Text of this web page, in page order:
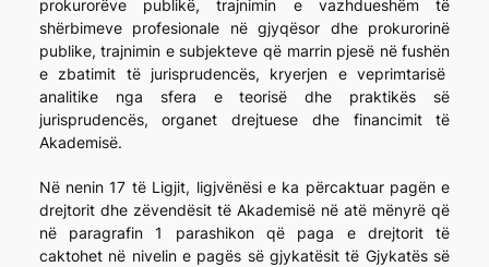
prokurorëve publikë, trajnimin e vazhdueshëm të
shërbimeve profesionale në gjyqësor dhe prokurorinë
publike, trajnimin e subjekteve që marrin pjesë në fushën
e zbatimit të jurisprudencës, kryerjen e veprimtarisë
analitike nga sfera e teorisë dhe praktikës së
jurisprudencës, organet drejtuese dhe financimit të
Akademisë.
Në nenin 17 të Ligjit, ligjvënësi e ka përcaktuar pagën e
drejtorit dhe zëvendësit të Akademisë në atë mënyrë që
në paragrafin 1 parashikon që paga e drejtorit të
caktohet në nivelin e pagës së gjykatësit të Gjykatës së